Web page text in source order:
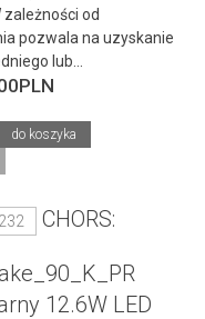
zależności od
pozwala na uzyskanie
lub...
do koszyka
CHORS:
12.6W LED